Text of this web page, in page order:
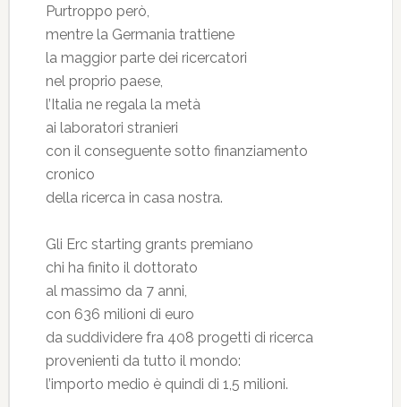
Purtroppo però,
mentre la Germania trattiene
la maggior parte dei ricercatori
nel proprio paese,
l’Italia ne regala la metà
ai laboratori stranieri
con il conseguente sotto finanziamento
cronico
della ricerca in casa nostra.
Gli Erc starting grants premiano
chi ha finito il dottorato
al massimo da 7 anni,
con 636 milioni di euro
da suddividere fra 408 progetti di ricerca
provenienti da tutto il mondo:
l’importo medio è quindi di 1,5 milioni.